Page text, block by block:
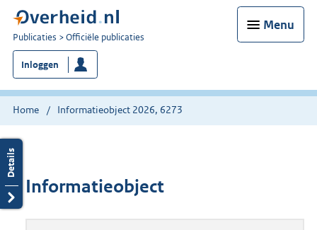
Menu
U
bent
nu
hier:
Publicaties Officiële publicaties
Inloggen
Home Informatieobject 2026, 6273
Informatieobject